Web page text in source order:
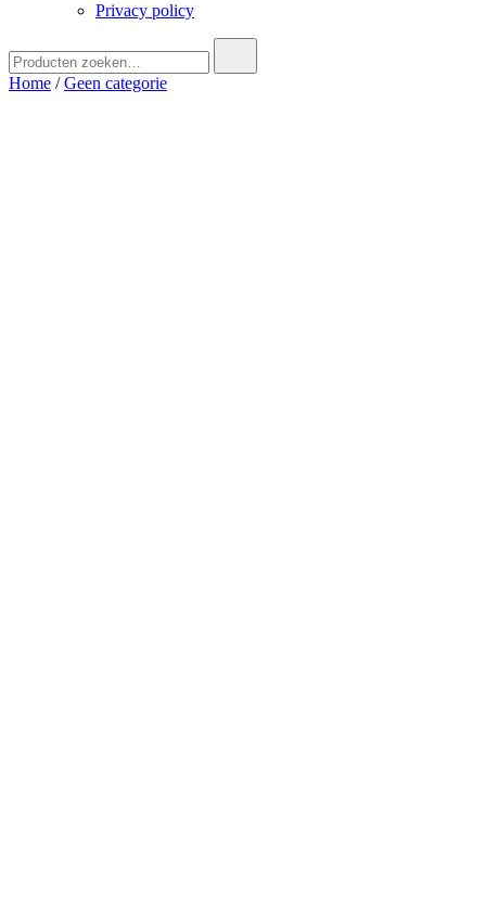
Privacy policy
naar:
Home /Geen categorie